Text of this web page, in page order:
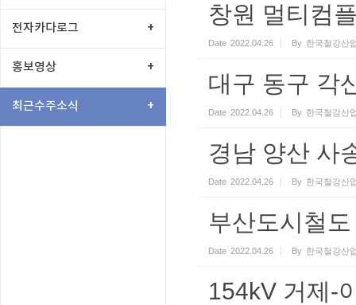
전자카다로그 +
홍보영상 +
최근수주소식 +
창원 멀티컴
Date 2022.04.26 By 한국철강산
대구 동구 각
Date 2022.04.26 By 한국철강산
경남 양산 사
Date 2022.04.26 By 한국철강산
부산도시철
Date 2022.04.26 By 한국철강산
154kV 거제-